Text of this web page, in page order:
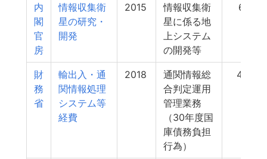
内
閣
官
房
情報収集衛
星の研究・
開発
2015
情報収集衛
星に係る地
上システム
の開発等
61
財
務
省
輸出入・通
関情報処理
システム等
経費
2018
通関情報総
合判定運用
管理業務
（30年度国
庫債務負担
行為）
48